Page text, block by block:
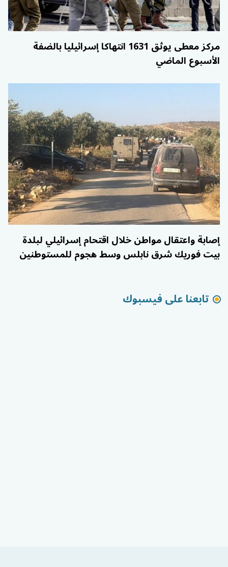
مركز معطى يوثق 1631 انتهاكا إسرائيليا بالضفة
الأسبوع الماضي
إصابة واعتقال مواطن خلال اقتحام إسرائيلي لبلدة
بيت فوريك شرق نابلس وسط هجوم للمستوطنين
تابعنا على فيسبوك